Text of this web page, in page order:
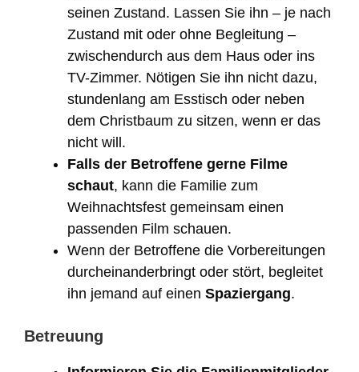
seinen Zustand. Lassen Sie ihn – je nach
Zustand mit oder ohne Begleitung –
zwischendurch aus dem Haus oder ins
TV-Zimmer. Nötigen Sie ihn nicht dazu,
stundenlang am Esstisch oder neben
dem Christbaum zu sitzen, wenn er das
nicht will.
Falls der Betroffene gerne Filme
schaut, kann die Familie zum
Weihnachtsfest gemeinsam einen
passenden Film schauen.
Wenn der Betroffene die Vorbereitungen
durcheinanderbringt oder stört, begleitet
ihn jemand auf einen Spaziergang.
Betreuung